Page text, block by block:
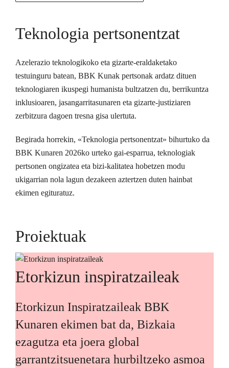
Teknologia pertsonentzat
Azelerazio teknologikoko eta gizarte-eraldaketako
testuinguru batean, BBK Kunak pertsonak ardatz dituen
teknologiaren ikuspegi humanista bultzatzen du, berrikuntza
inklusioaren, jasangarritasunaren eta gizarte-justiziaren
zerbitzura dagoen tresna gisa ulertuta.
Begirada horrekin, «Teknologia pertsonentzat» bihurtuko da
BBK Kunaren 2026ko urteko gai-esparrua, teknologiak
pertsonen ongizatea eta bizi-kalitatea hobetzen modu
ukigarrian nola lagun dezakeen aztertzen duten hainbat
ekimen egituratuz.
Proiektuak
Etorkizun inspiratzaileak
Etorkizun Inspiratzaileak BBK
Kunaren ekimen bat da, Bizkaia
ezagutza eta joera global
garrantzitsuenetara hurbiltzeko asmoa